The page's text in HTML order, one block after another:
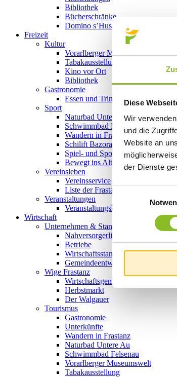
Diese
Wir
und die
Website an
der Dienste
Bibliothek
Bücherschränke
Domino s’Hus am Kirchplatz
Freizeit
Kultur
Vorarlberger Museumswelt
Tabakausstellung
Kino vor Ort
Bibliothek
Gastronomie
Essen und Trinken in Frastanz
Sport
Naturbad Untere Au
Schwimmbad Felsenau
Wandern in Frastanz
Schilift Bazora
Spiel- und Sportstätten
Bewegt ins Alter
Vereinsleben
Vereinsservice
Liste der Frastanzer Vereine
Veranstaltungen
Veranstaltungskalender
Wirtschaft
Unternehmen & Standort
Nahversorgerliste
Betriebe
Wirtschaftsstandort Frastanz
Gemeindeentwicklung
Wige Frastanz
Wirtschaftsgemeinschaft
Herbstmarkt
Der Walgauer
Tourismus
Gastronomie
Unterkünfte
Wandern in Frastanz
Naturbad Untere Au
Schwimmbad Felsenau
Vorarlberger Museumswelt
Tabakausstellung